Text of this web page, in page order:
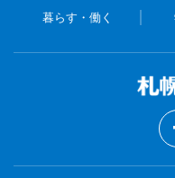
暮らす・働く